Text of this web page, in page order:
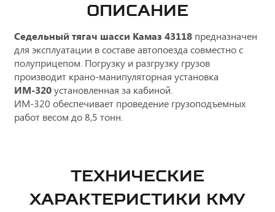
ОПИСАНИЕ
Седельный тягач шасси Камаз 43118 предназначен
для эксплуатации в составе автопоезда совместно с
полуприцепом. Погрузку и разгрузку грузов
производит крано-манипуляторная установка
ИМ-320установленная за кабиной.
ИМ-320 обеспечивает проведение грузоподъемных
работ весом до 8,5 тонн.
ТЕХНИЧЕСКИЕ
ХАРАКТЕРИСТИКИ КМУ